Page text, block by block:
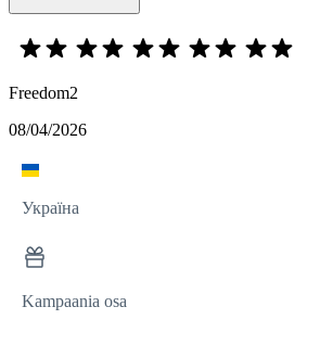
Freedom2
08/04/2026
Україна
Kampaania osa